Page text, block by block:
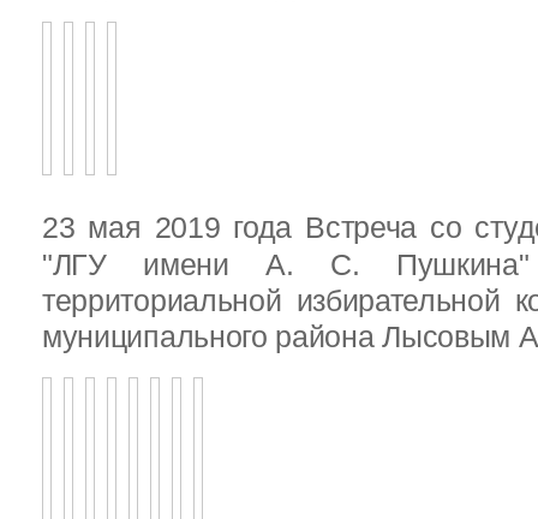
23 мая 2019 года Встреча со
"ЛГУ имени А. С. Пушкина"
территориальной избирательной
муниципального района Лысовым